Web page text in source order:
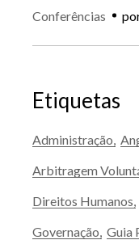
Conferências
Etiquetas
Administração
Arbitragem
Direitos Humanos
Governação Guia